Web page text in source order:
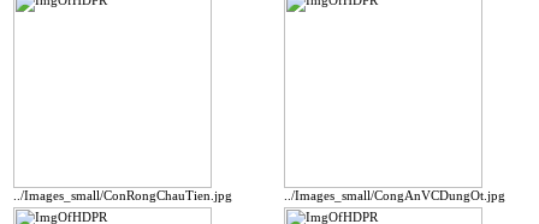
../Images_small/ConRongChauTien.jpg ../Images_small/CongAnVCDungOt.jpg